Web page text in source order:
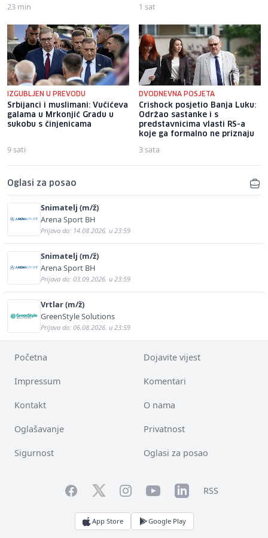
23 min 1 sat
IZGUBLJEN U PREVODU
Srbijanci i muslimani: Vučićeva
galama u Mrkonjić Gradu u
sukobu s činjenicama
9 sati
DVODNEVNA POSJETA
Crishock posjetio Banja Luku:
Održao sastanke i s
predstavnicima vlasti RS-a
koje ga formalno ne priznaju
3 sata
Oglasi za posao
Snimatelj (m/ž)
Arena Sport BH
Prijava do: 14.08.2026. u 23:59
Snimatelj (m/ž)
Arena Sport BH
Prijava do: 03.09.2026. u 23:59
Vrtlar (m/ž)
GreenStyle Solutions
Prijava do: 06.08.2026. u 23:59
Početna Dojavite vijest
Impressum Komentari
Kontakt O nama
Oglašavanje Privatnost
Sigurnost Oglasi za posao
FacebookTwitterInstagramYouTubeLinkedInRSS
App Store Google Play